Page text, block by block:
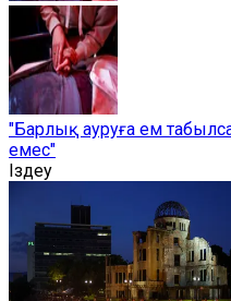
"Барлық ауруға ем
емес"
Іздеу